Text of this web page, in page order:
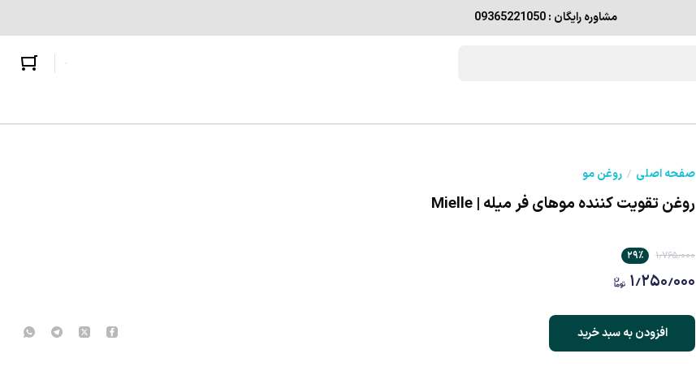
مشاوره رایگان : 09365221050
صفحه اصلی روغن مو
روغن تقویت کننده موهای فر میله | Mielle
۱٫۷۶۵٫۰۰۰ ۲۹٪
۱٫۲۵۰٫۰۰۰
افزودن به سبد خرید